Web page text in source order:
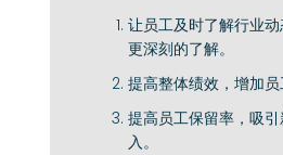
让员工及时了解行业
更深刻的了解。
提高整体绩效，增加员
提高员工保留率，吸
入。